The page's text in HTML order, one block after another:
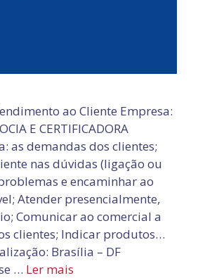
ao Cliente Empresa:
E CERTIFICADORA
as demandas dos clientes;
nas dúvidas (ligação ou
e encaminhar ao
Atender presencialmente,
Comunicar ao comercial a
clientes; Indicar produtos…
Brasília – DF
… Ler mais